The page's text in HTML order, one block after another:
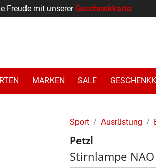
Freude mit unsererGeschenkkarte
MARKEN SALE
Sport Ausrüstung
Petzl
Stirnlampe NAO